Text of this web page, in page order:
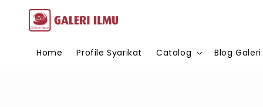
Home Profile Syarikat Catalog Blog